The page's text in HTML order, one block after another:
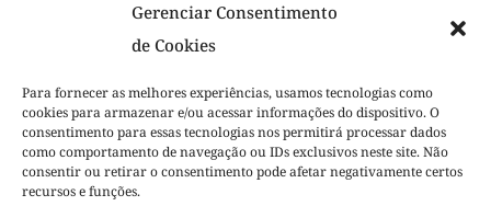
Gerenciar Consentimento
de Cookies
Para fornecer as melhores experiências, usamos tecnologias como
cookies para armazenar e/ou acessar informações do dispositivo. O
consentimento para essas tecnologias nos permitirá processar dados
como comportamento de navegação ou IDs exclusivos neste site. Não
consentir ou retirar o consentimento pode afetar negativamente certos
recursos e funções.
NÓS
NOSSO TIME
O QUE FAZEMOS
PROJETOS